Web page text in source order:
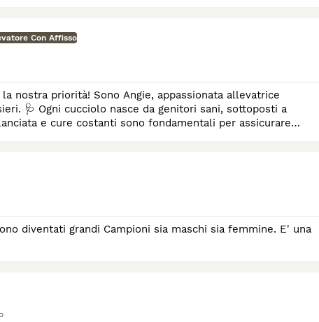
Con Affisso
nostra priorità! Sono Angie, appassionata allevatrice
a
e cure costanti sono fondamentali per assicurare
diventati grandi Campioni sia maschi sia femmine. E' una